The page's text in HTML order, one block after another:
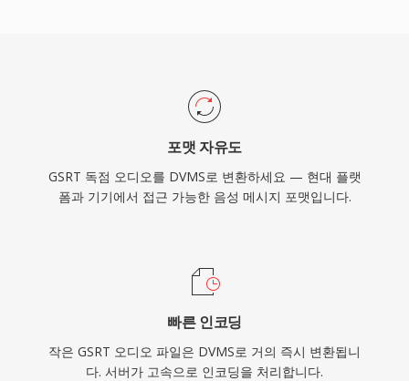
포맷 자유도
GSRT 독점 오디오를 DVMS로 변환하세요 — 현대 플랫
폼과 기기에서 접근 가능한 음성 메시지 포맷입니다.
빠른 인코딩
작은 GSRT 오디오 파일은 DVMS로 거의 즉시 변환됩니
다. 서버가 고속으로 인코딩을 처리합니다.